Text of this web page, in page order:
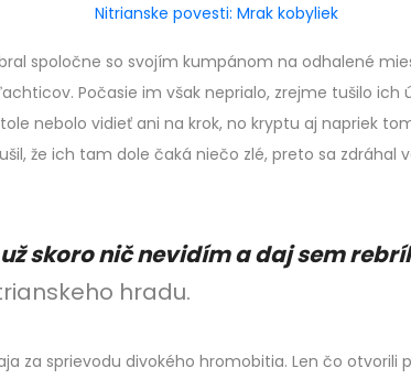
Nitrianske povesti: Mrak kobyliek
spoločne so svojím kumpánom na odhalené
Počasie im však neprialo, zrejme tušilo ich
nebolo vidieť ani na krok, no kryptu aj napriek
že ich tam dole čaká niečo zlé, preto sa zdráhal
skoro nič nevidím a daj sem
hradu.
za sprievodu divokého hromobitia. Len čo otvorili